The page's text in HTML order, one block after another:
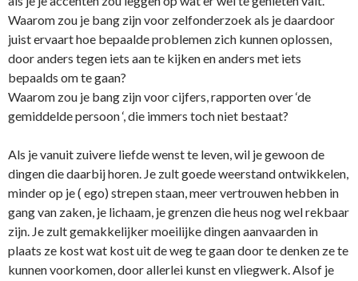
Waarom zou je bang zijn voor zelfonderzoek als je daardoor
juist ervaart hoe bepaalde problemen zich kunnen oplossen,
door anders tegen iets aan te kijken en anders met iets
bepaalds om te gaan?
Waarom zou je bang zijn voor cijfers, rapporten over ‘de
gemiddelde persoon ‘, die immers toch niet bestaat?
Als je vanuit zuivere liefde wenst te leven, wil je gewoon de
dingen die daarbij horen. Je zult goede weerstand o­ntwikkelen,
minder op je ( ego) strepen staan, meer vertrouwen hebben in
gang van zaken, je lichaam, je grenzen die heus nog wel rekbaar
zijn. Je zult gemakkelijker moeilijke dingen aanvaarden in
plaats ze kost wat kost uit de weg te gaan door te denken ze te
kunnen voorkomen, door allerlei kunst en vliegwerk. Alsof je